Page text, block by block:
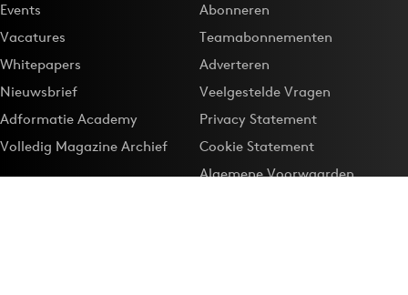
Events
Vacatures
Whitepapers
Nieuwsbrief
Adformatie Academy
Volledig Magazine Archief
Abonneren
Teamabonnementen
Adverteren
Veelgestelde Vragen
Privacy Statement
Cookie Statement
Algemene Voorwaarden